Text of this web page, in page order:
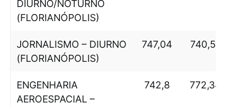
DIURNO/NOTURNO
(FLORIANÓPOLIS)
JORNALISMO – DIURNO
(FLORIANÓPOLIS)
747,04 740,51
ENGENHARIA
AEROESPACIAL –
742,8 772,34